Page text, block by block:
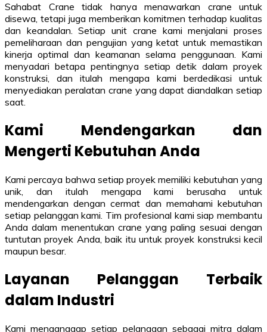
Sahabat Crane tidak hanya menawarkan crane untuk
disewa, tetapi juga memberikan komitmen terhadap kualitas
dan keandalan. Setiap unit crane kami menjalani proses
pemeliharaan dan pengujian yang ketat untuk memastikan
kinerja optimal dan keamanan selama penggunaan. Kami
menyadari betapa pentingnya setiap detik dalam proyek
konstruksi, dan itulah mengapa kami berdedikasi untuk
menyediakan peralatan crane yang dapat diandalkan setiap
saat.
Kami Mendengarkan dan
Mengerti Kebutuhan Anda
Kami percaya bahwa setiap proyek memiliki kebutuhan yang
unik, dan itulah mengapa kami berusaha untuk
mendengarkan dengan cermat dan memahami kebutuhan
setiap pelanggan kami. Tim profesional kami siap membantu
Anda dalam menentukan crane yang paling sesuai dengan
tuntutan proyek Anda, baik itu untuk proyek konstruksi kecil
maupun besar.
Layanan Pelanggan Terbaik
dalam Industri
Kami menganggap setiap pelanggan sebagai mitra dalam